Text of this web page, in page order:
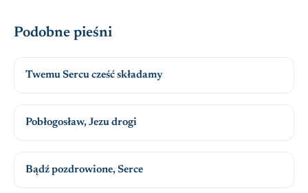
Podobne pieśni
Twemu Sercu cześć składamy
Pobłogosław, Jezu drogi
Bądź pozdrowione, Serce